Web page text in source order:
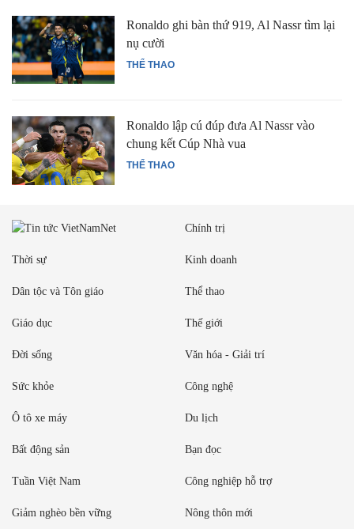
THỂ THAO
Ronaldo ghi bàn thứ 919, Al Nassr tìm lại
nụ cười
THỂ THAO
Ronaldo lập cú đúp đưa Al Nassr vào
chung kết Cúp Nhà vua
Chính trị
Thời sự Kinh doanh
Dân tộc và Tôn giáo Thể thao
Giáo dục Thế giới
Đời sống Văn hóa - Giải trí
Sức khỏe Công nghệ
Ô tô xe máy Du lịch
Bất động sản Bạn đọc
Tuần Việt Nam Công nghiệp hỗ trợ
Giảm nghèo bền vững Nông thôn mới